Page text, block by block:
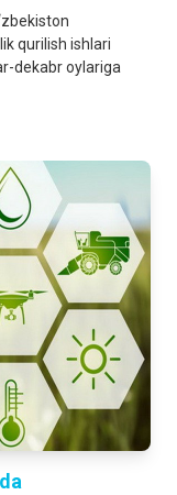
qurilish ishlari
dekabr oylariga